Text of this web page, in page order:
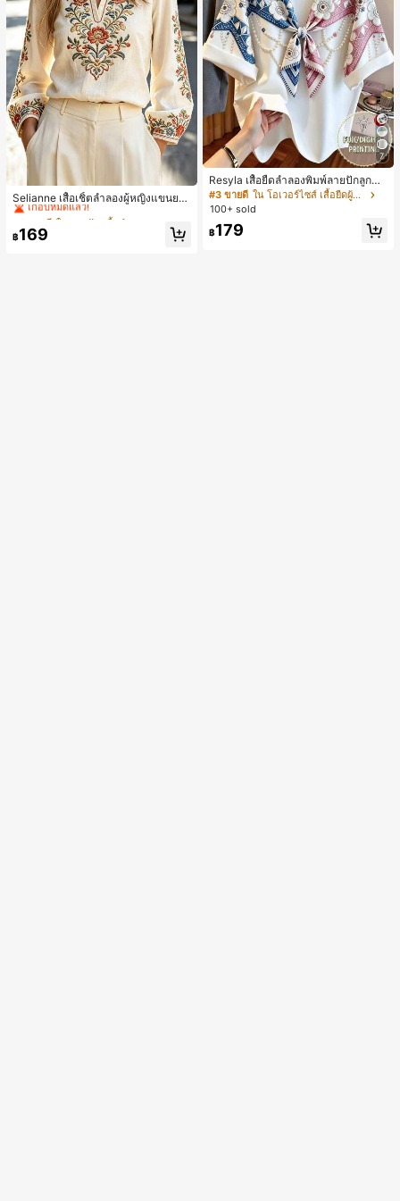
Selianne เสื้อเชิ้ตลำลองผู้หญิงแขนยา
ว คอวีเว้า ลายดอกไม้
#2 ขายดี
ใน งานปัก เสื้อทำงาน
เกือบหมดแล้ว!
#2 ขายดี ใน งานปัก เสื้อทำงาน
เกือบหมดแล้ว!
#2 ขายดี ใน งานปัก เสื้อทำงาน
เกือบหมดแล้ว!
#2 ขายดี
฿169
7
Resyla เสื้อยืดลำลองพิมพ์ลายปักลูกปัด
รูปโบว์ขนาดใหญ่สำหรับผู้หญิง
#3 ขายดี
ใน โอเวอร์ไซส์ เสื้อยืดผู้หญิง
100+ sold
฿179